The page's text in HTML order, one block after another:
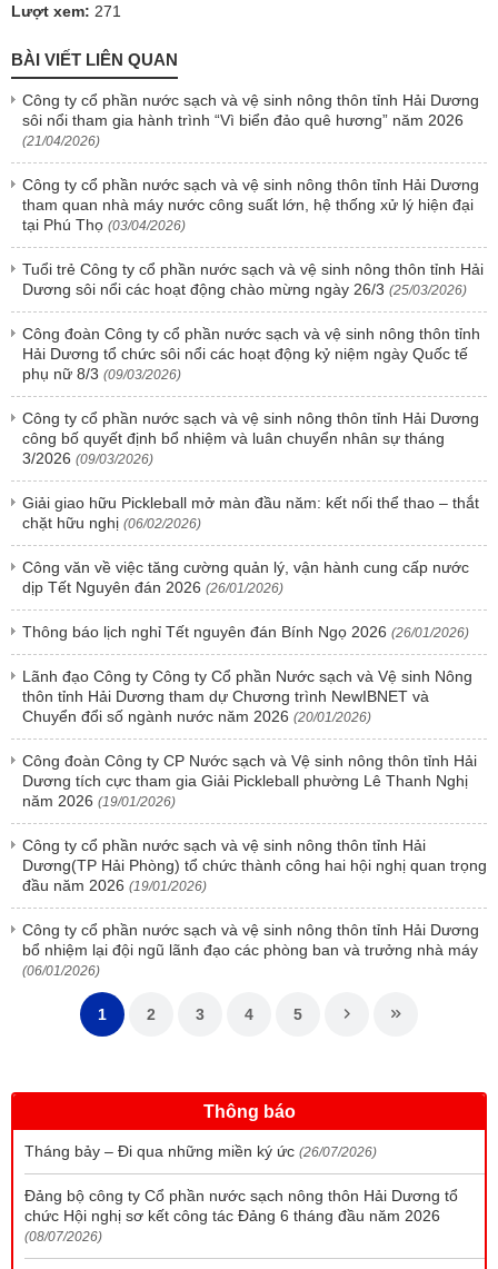
Lượt xem: 271
BÀI VIẾT LIÊN QUAN
Công ty cổ phần nước sạch và vệ sinh nông thôn tỉnh Hải Dương
sôi nổi tham gia hành trình “Vì biển đảo quê hương” năm 2026
(21/04/2026)
Công ty cổ phần nước sạch và vệ sinh nông thôn tỉnh Hải Dương
tham quan nhà máy nước công suất lớn, hệ thống xử lý hiện đại
tại Phú Thọ (03/04/2026)
Tuổi trẻ Công ty cổ phần nước sạch và vệ sinh nông thôn tỉnh Hải
Dương sôi nổi các hoạt động chào mừng ngày 26/3 (25/03/2026)
Công đoàn Công ty cổ phần nước sạch và vệ sinh nông thôn tỉnh
Hải Dương tổ chức sôi nổi các hoạt động kỷ niệm ngày Quốc tế
phụ nữ 8/3 (09/03/2026)
Công ty cổ phần nước sạch và vệ sinh nông thôn tỉnh Hải Dương
công bố quyết định bổ nhiệm và luân chuyển nhân sự tháng
3/2026 (09/03/2026)
Giải giao hữu Pickleball mở màn đầu năm: kết nối thể thao – thắt
chặt hữu nghị (06/02/2026)
Công văn về việc tăng cường quản lý, vận hành cung cấp nước
dịp Tết Nguyên đán 2026 (26/01/2026)
Thông báo lịch nghỉ Tết nguyên đán Bính Ngọ 2026 (26/01/2026)
Lãnh đạo Công ty Công ty Cổ phần Nước sạch và Vệ sinh Nông
thôn tỉnh Hải Dương tham dự Chương trình NewIBNET và
Chuyển đổi số ngành nước năm 2026 (20/01/2026)
Công đoàn Công ty CP Nước sạch và Vệ sinh nông thôn tỉnh Hải
Dương tích cực tham gia Giải Pickleball phường Lê Thanh Nghị
năm 2026 (19/01/2026)
Công ty cổ phần nước sạch và vệ sinh nông thôn tỉnh Hải
Dương(TP Hải Phòng) tổ chức thành công hai hội nghị quan trọng
đầu năm 2026 (19/01/2026)
Công ty cổ phần nước sạch và vệ sinh nông thôn tỉnh Hải Dương
bổ nhiệm lại đội ngũ lãnh đạo các phòng ban và trưởng nhà máy
(06/01/2026)
1 2 3 4 5
Thông báo
Tháng bảy – Đi qua những miền ký ức (26/07/2026)
Đảng bộ công ty Cổ phần nước sạch nông thôn Hải Dương tổ
chức Hội nghị sơ kết công tác Đảng 6 tháng đầu năm 2026
(08/07/2026)